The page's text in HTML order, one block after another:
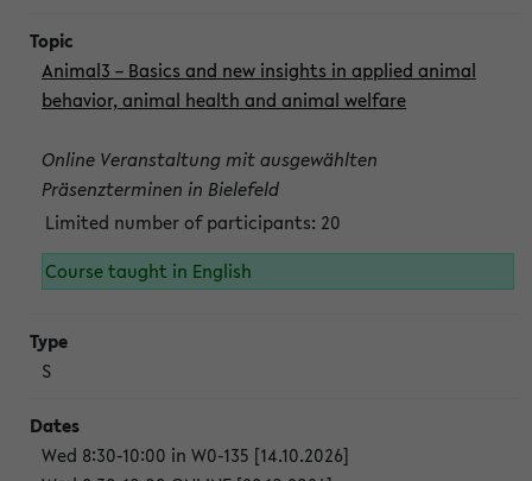
Animal3 – Basics and new insights in applied animal
behavior, animal health and animal welfare
Online Veranstaltung mit ausgewählten
Präsenzterminen in Bielefeld
Limited number of participants: 20
Course taught in English
S
Wed 8:30-10:00 in W0-135 [14.10.2026]